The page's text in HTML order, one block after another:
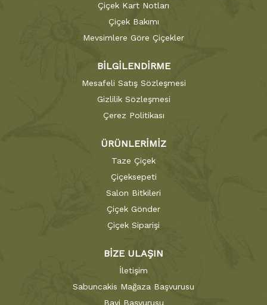
Çiçek Kart Notları
Çiçek Bakımı
Mevsimlere Göre Çiçekler
BİLGİLENDİRME
Mesafeli Satış Sözleşmesi
Gizlilik Sözleşmesi
Çerez Politikası
ÜRÜNLERİMİZ
Taze Çiçek
Çiçeksepeti
Salon Bitkileri
Çiçek Gönder
Çiçek Siparişi
BİZE ULAŞIN
İletişim
Sabuncakis Mağaza Başvurusu
Bayi Başvurusu